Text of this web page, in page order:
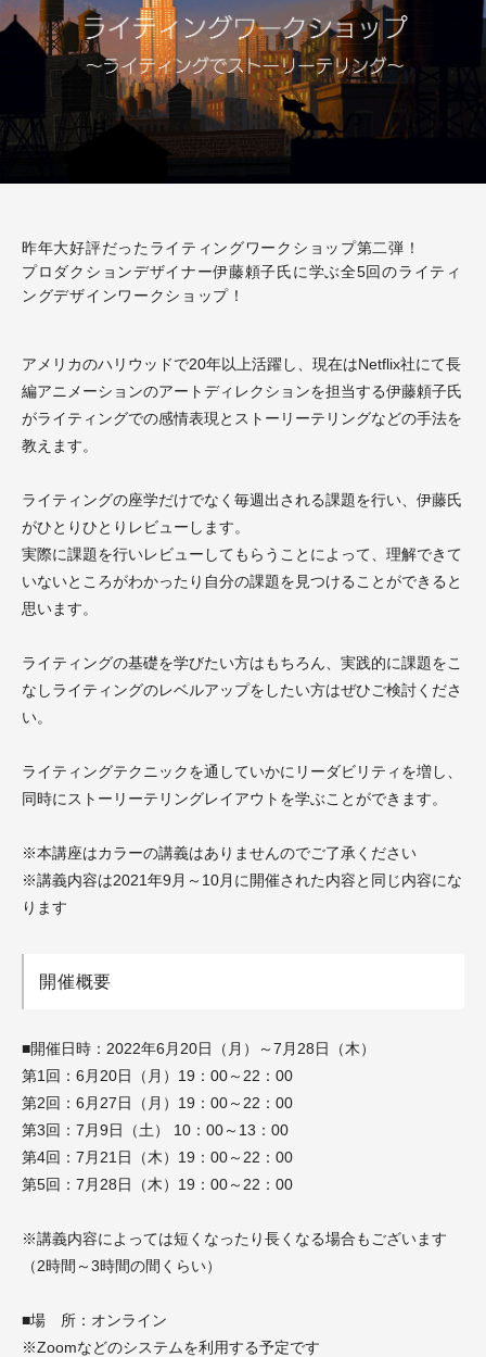
昨年大好評だったライティングワークショップ第二弾！
プロダクションデザイナー伊藤頼子氏に学ぶ全5回のライティ
ングデザインワークショップ！
アメリカのハリウッドで20年以上活躍し、現在はNetflix社にて長
編アニメーションのアートディレクションを担当する伊藤頼子氏
がライティングでの感情表現とストーリーテリングなどの手法を
教えます。
ライティングの座学だけでなく毎週出される課題を行い、伊藤氏
がひとりひとりレビューします。
実際に課題を行いレビューしてもらうことによって、理解できて
いないところがわかったり自分の課題を見つけることができると
思います。
ライティングの基礎を学びたい方はもちろん、実践的に課題をこ
なしライティングのレベルアップをしたい方はぜひご検討くださ
い。
ライティングテクニックを通していかにリーダビリティを増し、
同時にストーリーテリングレイアウトを学ぶことができます。
※本講座はカラーの講義はありませんのでご了承ください
※講義内容は2021年9月～10月に開催された内容と同じ内容にな
ります
開催概要
■開催日時：2022年6月20日（月）～7月28日（木）
第1回：6月20日（月）19：00～22：00
第2回：6月27日（月）19：00～22：00
第3回：7月9日（土） 10：00～13：00
第4回：7月21日（木）19：00～22：00
第5回：7月28日（木）19：00～22：00
※講義内容によっては短くなったり長くなる場合もございます
（2時間～3時間の間くらい）
■場 所：オンライン
※Zoomなどのシステムを利用する予定です